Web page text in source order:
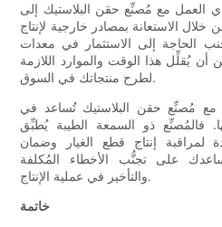
العمل مع مُصنِّع حقن البلاستيك إلى
خلال الاستعانة بمصادر خارجية لإنتاج
الحاجة إلى الاستثمار في معدات
أن يُقلِّل هذا الوقت والموارد اللازمة
لطرح منتجاتك في السوق.
مع مُصنِّع حقن البلاستيك تُساعد في
فالمُصنِّع ذو السمعة الطيبة يُطبِّق
لمراقبة إنتاج قطع الغيار وضمان
على تجنُّب الأخطاء المُكلفة
والتأخير في عملية الإنتاج.
خاتمة